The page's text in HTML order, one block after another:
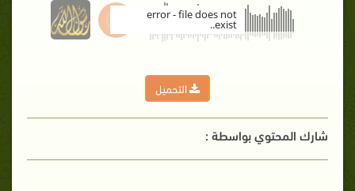
error - file does not
exist..
التحميل
شارك المحتوي بواسطة :